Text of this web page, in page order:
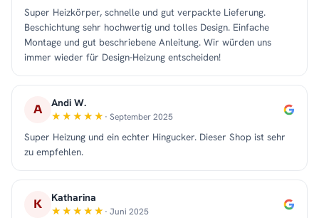
Super Heizkörper, schnelle und gut verpackte Lieferung.
Beschichtung sehr hochwertig und tolles Design. Einfache
Montage und gut beschriebene Anleitung. Wir würden uns
immer wieder für Design-Heizung entscheiden!
A Andi W.
· September 2025
Super Heizung und ein echter Hingucker. Dieser Shop ist sehr
zu empfehlen.
K Katharina
· Juni 2025